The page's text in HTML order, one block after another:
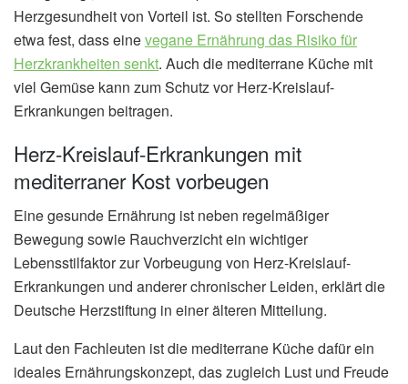
Herzgesundheit von Vorteil ist. So stellten Forschende
etwa fest, dass einevegane Ernährung das Risiko für
Herzkrankheiten senkt. Auch die mediterrane Küche mit
viel Gemüse kann zum Schutz vor Herz-Kreislauf-
Erkrankungen beitragen.
Herz-Kreislauf-Erkrankungen mit
mediterraner Kost vorbeugen
Eine gesunde Ernährung ist neben regelmäßiger
Bewegung sowie Rauchverzicht ein wichtiger
Lebensstilfaktor zur Vorbeugung von Herz-Kreislauf-
Erkrankungen und anderer chronischer Leiden, erklärt die
Deutsche Herzstiftung in einer älteren Mitteilung.
Laut den Fachleuten ist die mediterrane Küche dafür ein
ideales Ernährungskonzept, das zugleich Lust und Freude